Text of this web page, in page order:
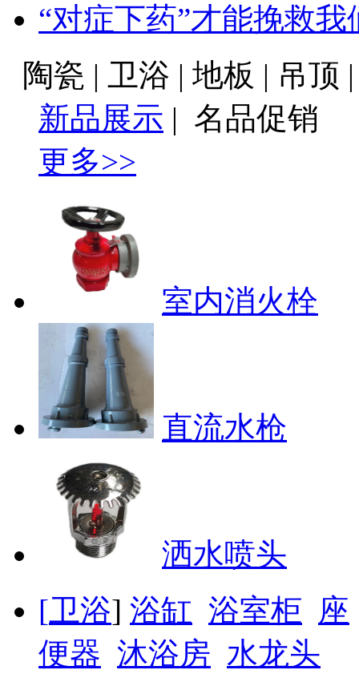
“对症下药”才能挽救
陶瓷 | 卫浴 | 地板 | 吊顶
新品展示 | 名品促销
更多>>
室内消火栓
直流水枪
洒水喷头
[卫浴] 浴缸 浴室柜 座
便器 沐浴房 水龙头